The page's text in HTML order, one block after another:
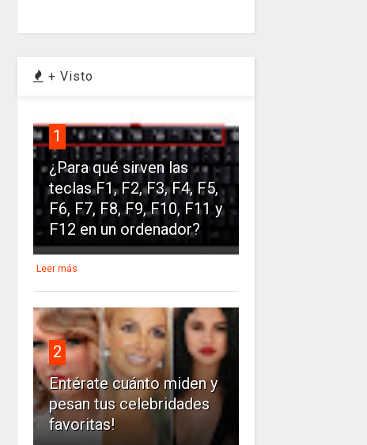
+ Visto
1
¿Para qué sirven las
teclas F1, F2, F3, F4, F5,
F6, F7, F8, F9, F10, F11 y
F12 en un ordenador?
Leer más
2
Entérate cuánto miden y
pesan tus celebridades
favoritas!